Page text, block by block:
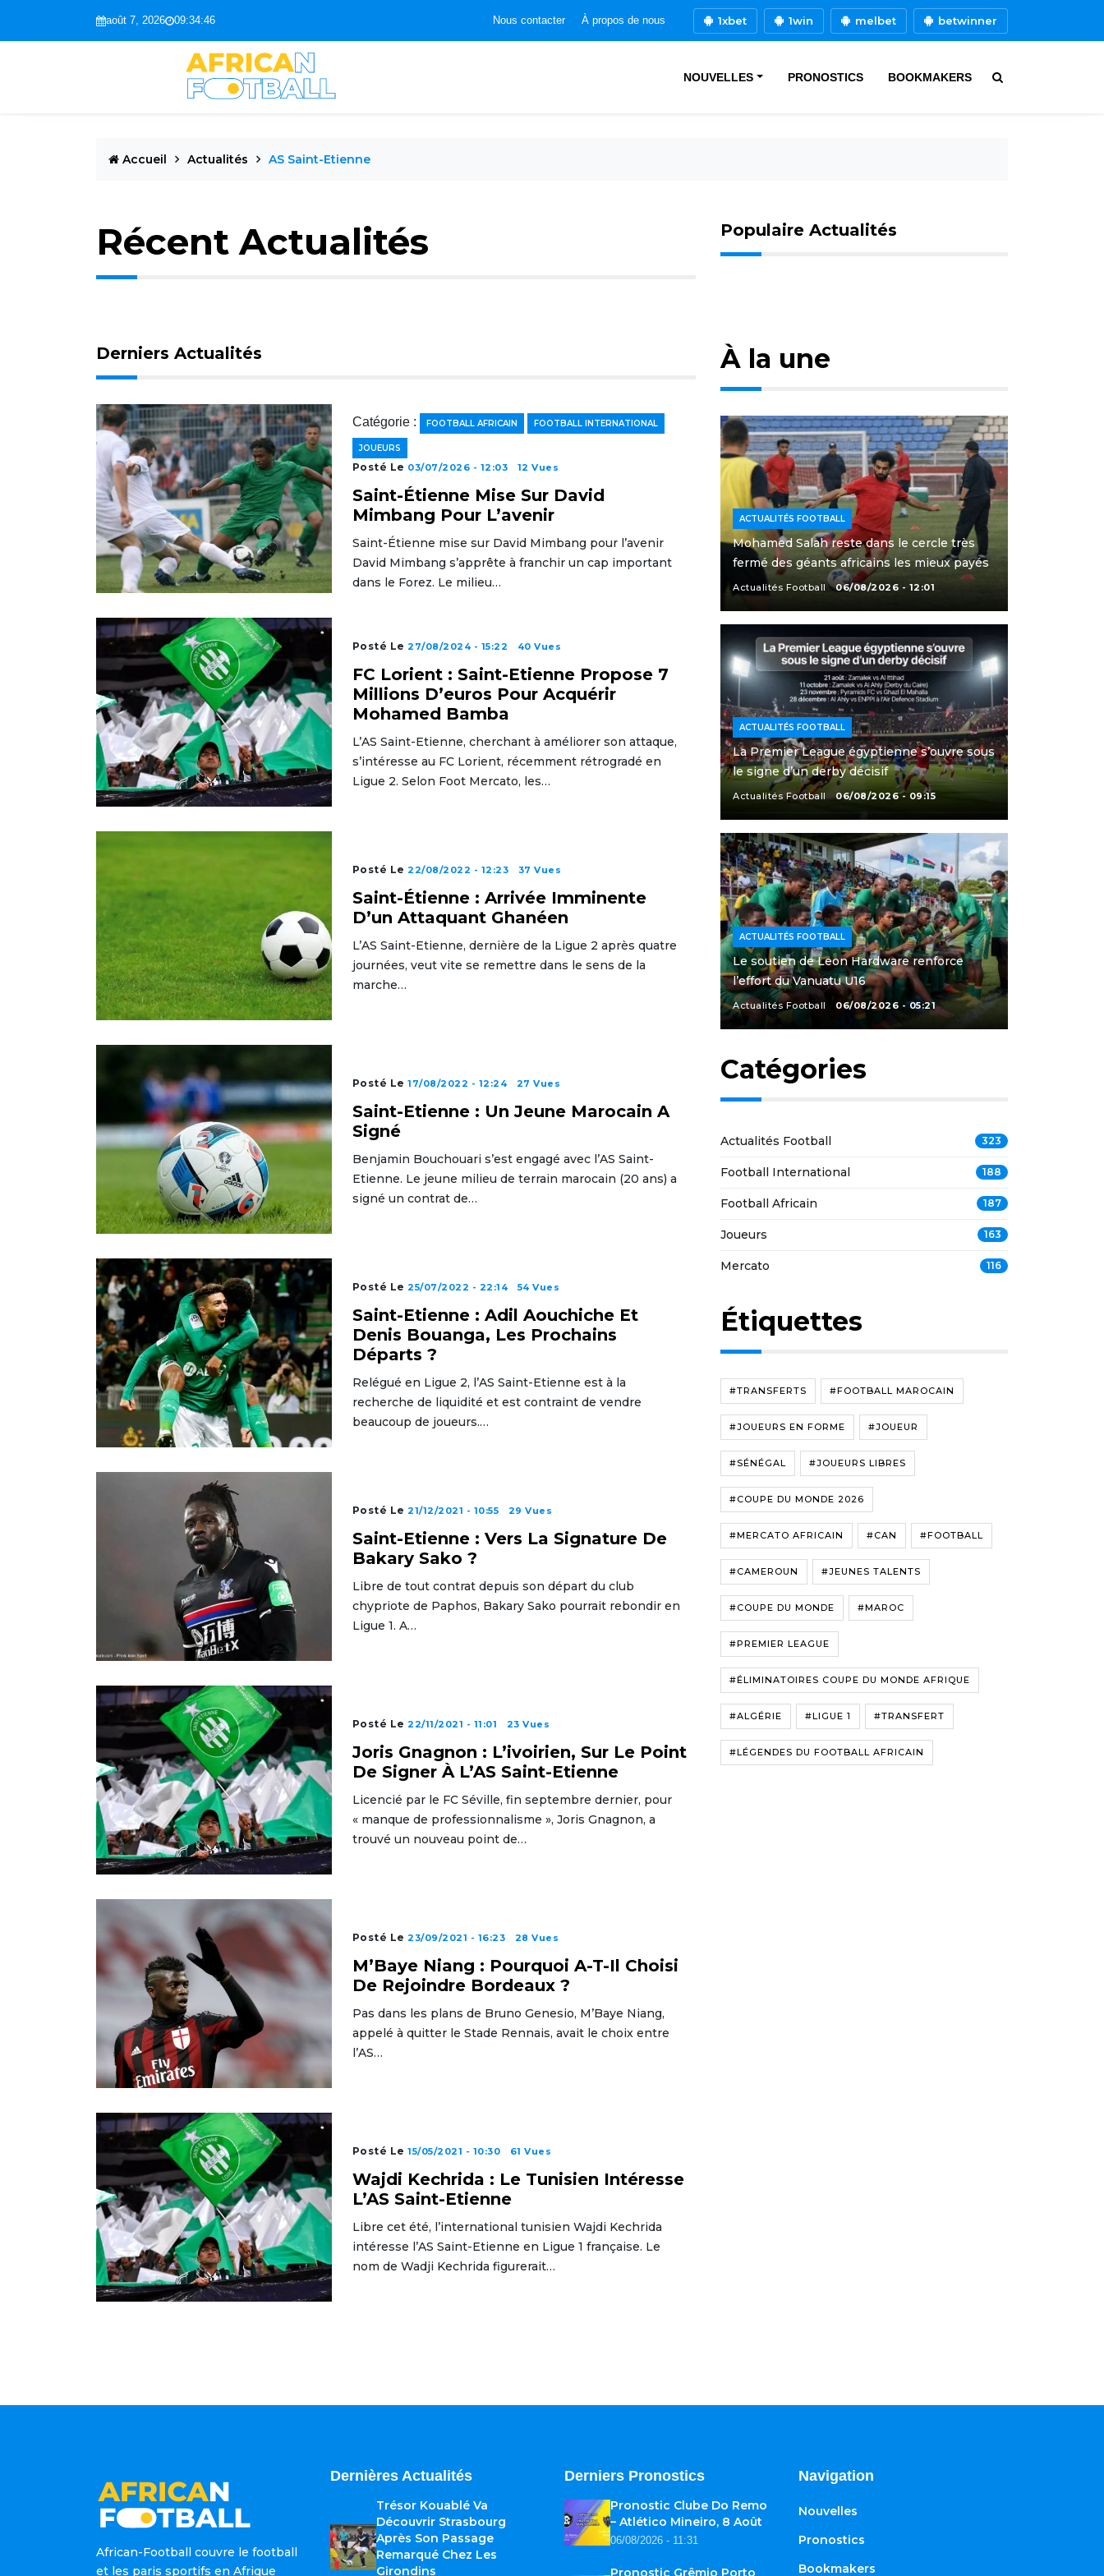
août 7, 2026 09:34:47 Nous contacter À propos de nous 1xbet 1win melbet betwinner
NOUVELLES PRONOSTICS BOOKMAKERS
Accueil Actualités AS Saint-Etienne
Récent Actualités Populaire Actualités
Derniers Actualités
Catégorie : FOOTBALL AFRICAIN FOOTBALL INTERNATIONAL
JOUEURS
Posté Le 03/07/2026 - 12:03 12 Vues
Saint-Étienne Mise Sur David
Mimbang Pour L’avenir
Saint-Étienne mise sur David Mimbang pour l’avenir
David Mimbang s’apprête à franchir un cap important
dans le Forez. Le milieu…
Posté Le27/08/2024 - 15:22 40 Vues
FC Lorient : Saint-Etienne Propose 7
Millions D’euros Pour Acquérir
Mohamed Bamba
L’AS Saint-Etienne, cherchant à améliorer son attaque,
s’intéresse au FC Lorient, récemment rétrogradé en
Ligue 2. Selon Foot Mercato, les…
Posté Le22/08/2022 - 12:23 37 Vues
Saint-Étienne : Arrivée Imminente
D’un Attaquant Ghanéen
L’AS Saint-Etienne, dernière de la Ligue 2 après quatre
journées, veut vite se remettre dans le sens de la
marche…
Posté Le17/08/2022 - 12:24 27 Vues
Saint-Etienne : Un Jeune Marocain A
Signé
Benjamin Bouchouari s’est engagé avec l’AS Saint-
Etienne. Le jeune milieu de terrain marocain (20 ans) a
signé un contrat de…
Posté Le25/07/2022 - 22:14 54 Vues
Saint-Etienne : Adil Aouchiche Et
Denis Bouanga, Les Prochains
Départs ?
Relégué en Ligue 2, l’AS Saint-Etienne est à la
recherche de liquidité et est contraint de vendre
beaucoup de joueurs.…
Posté Le21/12/2021 - 10:55 29 Vues
Saint-Etienne : Vers La Signature De
Bakary Sako ?
Libre de tout contrat depuis son départ du club
chypriote de Paphos, Bakary Sako pourrait rebondir en
Ligue 1. A…
Posté Le22/11/2021 - 11:01 23 Vues
Joris Gnagnon : L’ivoirien, Sur Le Point
De Signer À L’AS Saint-Etienne
Licencié par le FC Séville, fin septembre dernier, pour
« manque de professionnalisme », Joris Gnagnon, a
trouvé un nouveau point de…
Posté Le23/09/2021 - 16:23 28 Vues
M’Baye Niang : Pourquoi A-T-Il Choisi
De Rejoindre Bordeaux ?
Pas dans les plans de Bruno Genesio, M’Baye Niang,
appelé à quitter le Stade Rennais, avait le choix entre
l’AS…
Posté Le15/05/2021 - 10:30 61 Vues
Wajdi Kechrida : Le Tunisien Intéresse
L’AS Saint-Etienne
Libre cet été, l’international tunisien Wajdi Kechrida
intéresse l’AS Saint-Etienne en Ligue 1 française. Le
nom de Wadji Kechrida figurerait…
À la une
ACTUALITÉS FOOTBALL
Mohamed Salah reste dans le cercle très
fermé des géants africains les mieux payés
Actualités Football 06/08/2026 - 12:01
ACTUALITÉS FOOTBALL
La Premier League égyptienne s’ouvre sous
le signe d’un derby décisif
Actualités Football 06/08/2026 - 09:15
ACTUALITÉS FOOTBALL
Le soutien de Leon Hardware renforce
l’effort du Vanuatu U16
Actualités Football 06/08/2026 - 05:21
Catégories
Actualités Football 323
Football International 188
Football Africain 187
Joueurs 163
Mercato 116
Étiquettes
#TRANSFERTS #FOOTBALL MAROCAIN
#JOUEURS EN FORME #JOUEUR
#SÉNÉGAL #JOUEURS LIBRES
#COUPE DU MONDE 2026
#MERCATO AFRICAIN #CAN #FOOTBALL
#CAMEROUN #JEUNES TALENTS
#COUPE DU MONDE #MAROC
#PREMIER LEAGUE
#ÉLIMINATOIRES COUPE DU MONDE AFRIQUE
#ALGÉRIE #LIGUE 1 #TRANSFERT
#LÉGENDES DU FOOTBALL AFRICAIN
African-Football couvre le football
et les paris sportifs en Afrique
Dernières Actualités
Trésor Kouablé Va
Découvrir Strasbourg
Après Son Passage
Remarqué Chez Les
Girondins
Derniers Pronostics
Pronostic Clube Do Remo
– Atlético Mineiro, 8 Août
06/08/2026 - 11:31
Pronostic Grêmio Porto
Navigation
Nouvelles
Pronostics
Bookmakers